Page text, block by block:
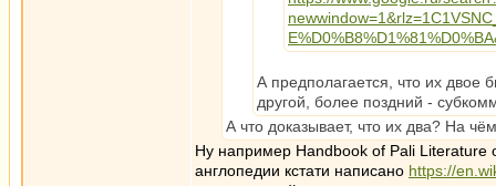
А предполагается, что их
другой, более поздний -
А что доказывает, что их два? На
Ну например Handbook of Pali Literature
англопедии кстати написано https://